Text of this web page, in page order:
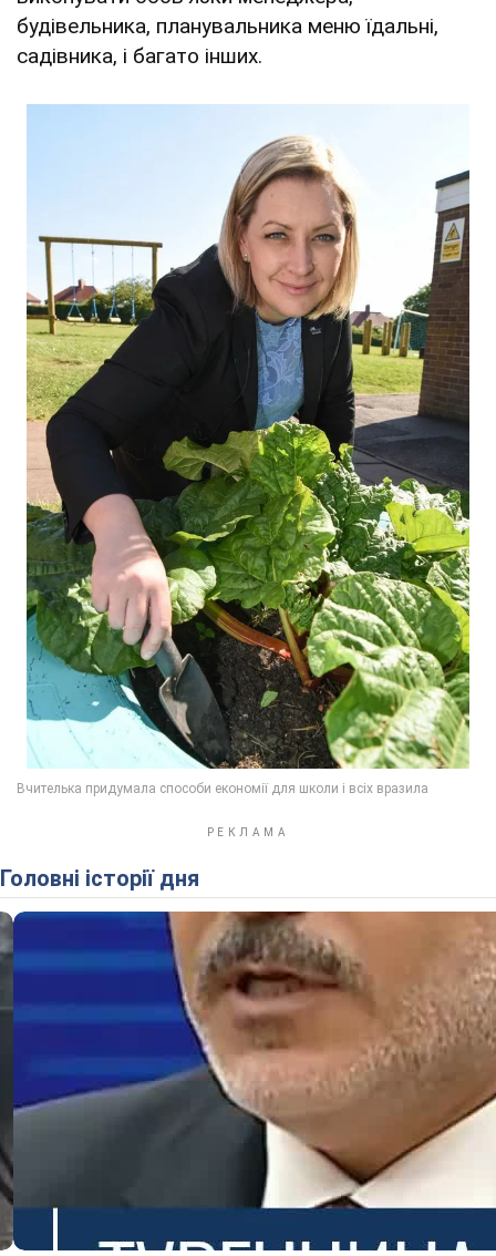
будівельника, планувальника меню їдальні,
садівника, і багато інших.
Головні історії дня